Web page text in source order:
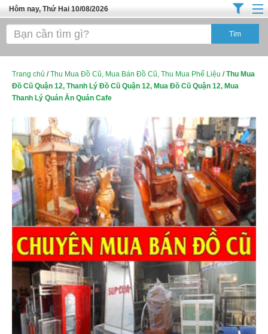
Hôm nay, Thứ Hai 10/08/2026
Trang chủ
Tuyển Sinh Đào Tạo
Ô Tô Xe Máy
Đồ Dùng Nội Ngoại Thất
Điện Tử Điện Máy
Làm Đẹp
Thời Trang
Việc Làm
Dịch Vụ
Hàng Tiêu Dùng
Xây Dựng
Tổng Hợp
Trang chủ /Thu Mua Đồ Cũ, Mua Bán Đồ Cũ, Thu Mua Phế Liệu /Thu Mua
Đồ Cũ Quận 12, Thanh Lý Đồ Cũ Quận 12, Mua Đồ Cũ Quận 12, Mua
Thanh Lý Quán Ăn Quán Cafe